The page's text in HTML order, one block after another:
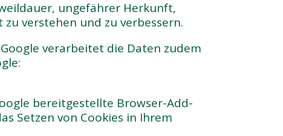
ungefährer Herkunft,
verstehen und zu verbessern.
verarbeitet die Daten zudem
bereitgestellte Browser-Add-
Setzen von Cookies in Ihrem